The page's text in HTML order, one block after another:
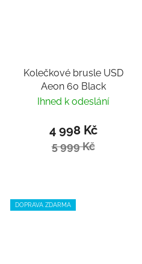
Kolečkové brusle USD
Aeon 60 Black
Ihned k odeslání
4 998 Kč
5 999 Kč
DOPRAVA ZDARMA